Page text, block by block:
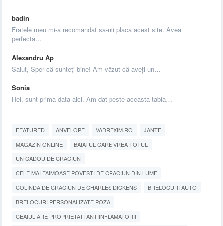
badin
Fratele meu mi-a recomandat sa-mi placa acest site. Avea
perfecta…
Alexandru Ap
Salut, Sper că sunteți bine! Am văzut că aveți un…
Sonia
Hei, sunt prima data aici. Am dat peste aceasta tabla…
FEATURED ANVELOPE VADREXIM.RO
JANTE
MAGAZIN ONLINE
BAIATUL CARE VREA TOTUL
UN CADOU DE CRACIUN
CELE MAI FAIMOASE POVESTI DE CRACIUN DIN LUME
COLINDA DE CRACIUN DE CHARLES DICKENS
BRELOCURI AUTO
BRELOCURI PERSONALIZATE POZA
CEAIUL ARE PROPRIETATI ANTIINFLAMATORII